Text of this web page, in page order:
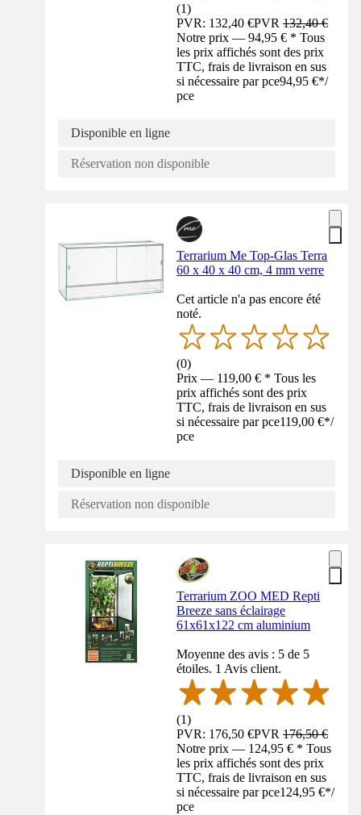
(1)
PVR: 132,40 €PVR132,40 €
Notre prix — 94,95 € * Tous
les prix affichés sont des prix
TTC, frais de livraison en sus
si nécessaire par pce94,95 €*/
pce
Disponible en ligne
Réservation non disponible
Terrarium Me Top-Glas Terra
60 x 40 x 40 cm, 4 mm verre
Cet article n'a pas encore été
noté.
(0)
Prix — 119,00 € * Tous les
prix affichés sont des prix
TTC, frais de livraison en sus
si nécessaire par pce119,00 €*/
pce
Disponible en ligne
Réservation non disponible
Terrarium ZOO MED Repti
Breeze sans éclairage
61x61x122 cm aluminium
Moyenne des avis : 5 de 5
étoiles. 1 Avis client.
(1)
PVR: 176,50 €PVR176,50 €
Notre prix — 124,95 € * Tous
les prix affichés sont des prix
TTC, frais de livraison en sus
si nécessaire par pce124,95 €*/
pce